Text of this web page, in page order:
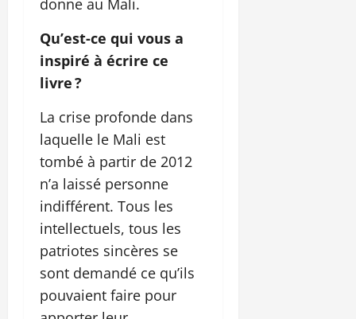
Qu’est-ce qui vous a
inspiré à écrire ce
livre ?
La crise profonde dans
laquelle le Mali est
tombé à partir de 2012
n’a laissé personne
indifférent. Tous les
intellectuels, tous les
patriotes sincères se
sont demandé ce qu’ils
pouvaient faire pour